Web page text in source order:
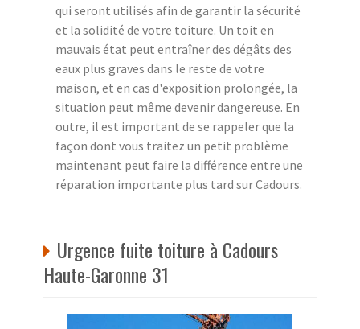
qui seront utilisés afin de garantir la sécurité
et la solidité de votre toiture. Un toit en
mauvais état peut entraîner des dégâts des
eaux plus graves dans le reste de votre
maison, et en cas d'exposition prolongée, la
situation peut même devenir dangereuse. En
outre, il est important de se rappeler que la
façon dont vous traitez un petit problème
maintenant peut faire la différence entre une
réparation importante plus tard sur Cadours.
Urgence fuite toiture à Cadours
Haute-Garonne 31